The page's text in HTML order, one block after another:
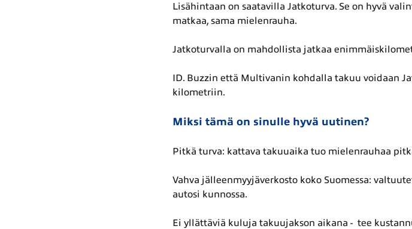
Lisähintaan on saatavilla Jatkoturva. Se on hyvä
matkaa, sama mielenrauha.
Jatkoturvalla on mahdollista jatkaa
ID. Buzzin että Multivanin kohdalla takuu voidaan
kilometriin.
Miksi tämä on sinulle hyvä uutinen?
Pitkä turva: kattava takuuaika tuo mielenrauhaa
Vahva jälleenmyyjäverkosto koko Suomessa:
autosi kunnossa.
Ei yllättäviä kuluja takuujakson aikana - tee